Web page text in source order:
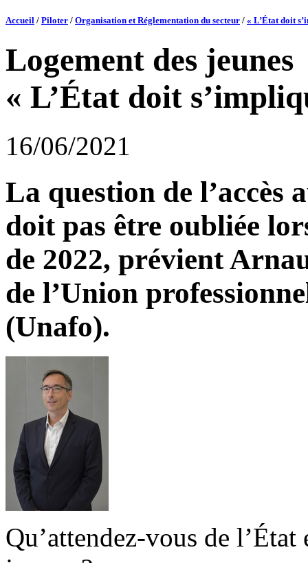
Accueil / Piloter / Organisation et Réglementation du secteur / « L’État doit
Logement des jeunes
« L’État doit
16/06/2021
La question de l’accès
doit pas être oubliée
de 2022, prévient
de l’Union
(Unafo).
Qu’attendez-vous de